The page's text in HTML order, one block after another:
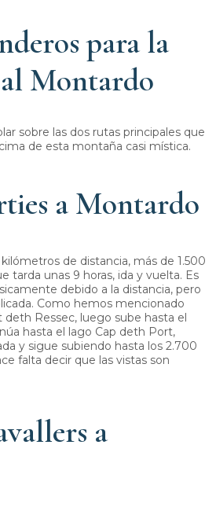
para la
Montardo
sobre las dos rutas principales que
de esta montaña casi mística.
a Montardo
de distancia, más de 1.500
tarda unas 9 horas, ida y vuelta. Es
debido a la distancia, pero
Como hemos mencionado
Ressec, luego sube hasta el
hasta el lago Cap deth Port,
y sigue subiendo hasta los 2.700
falta decir que las vistas son
a